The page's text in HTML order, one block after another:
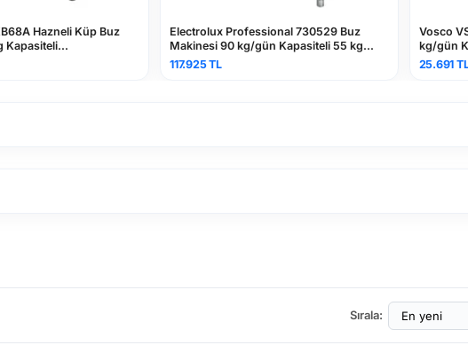
Küp Buz
Electrolux Professional 730529 Buz
Makinesi 90 kg/gün Kapasiteli 55 kg
Kendinden Hazneli
117.925 TL
Vosco VSC-23C
kg/gün
25.691 TL
Sırala: